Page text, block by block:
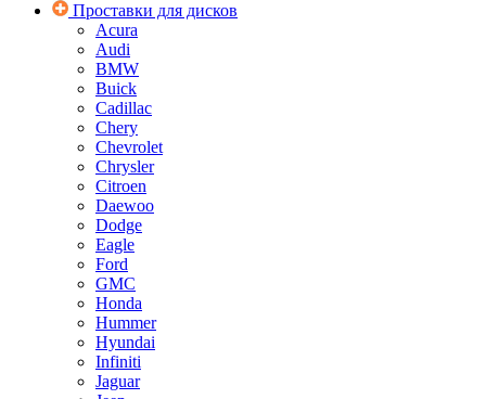
Проставки для дисков
Acura
Audi
BMW
Buick
Cadillac
Chery
Chevrolet
Chrysler
Citroen
Daewoo
Dodge
Eagle
Ford
GMC
Honda
Hummer
Hyundai
Infiniti
Jaguar